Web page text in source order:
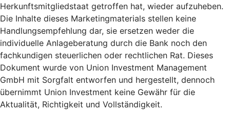
Herkunftsmitgliedstaat getroffen hat, wieder aufzuheben.
Die Inhalte dieses Marketingmaterials stellen keine
Handlungsempfehlung dar, sie ersetzen weder die
individuelle Anlageberatung durch die Bank noch den
fachkundigen steuerlichen oder rechtlichen Rat. Dieses
Dokument wurde von Union Investment Management
GmbH mit Sorgfalt entworfen und hergestellt, dennoch
übernimmt Union Investment keine Gewähr für die
Aktualität, Richtigkeit und Vollständigkeit.